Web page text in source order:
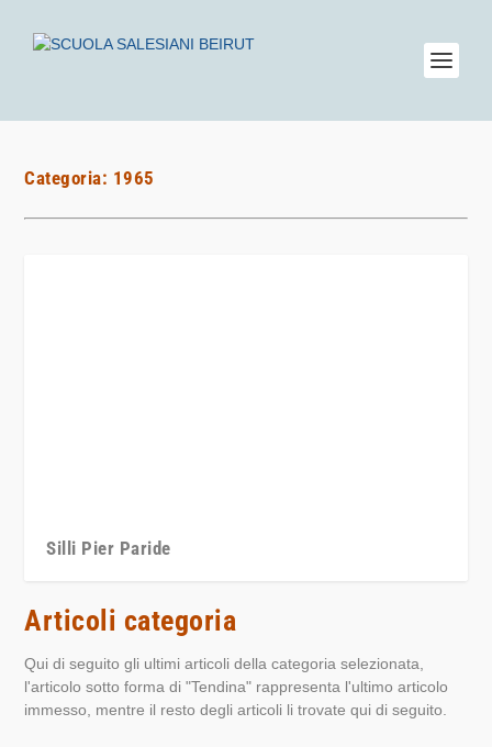
Categoria: 1965
Silli Pier Paride
Articoli categoria
Qui di seguito gli ultimi articoli della categoria selezionata,
l'articolo sotto forma di "Tendina" rappresenta l'ultimo articolo
immesso, mentre il resto degli articoli li trovate qui di seguito.